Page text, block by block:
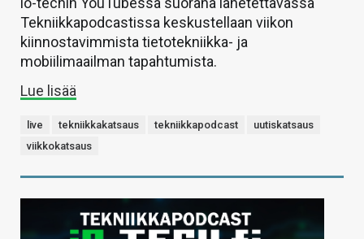
Tekniikkapodcastissa keskustellaan viikon
kiinnostavimmista tietotekniikka- ja
mobiilimaailman tapahtumista.
Lue lisää
live tekniikkakatsaus tekniikkapodcast
uutiskatsaus
viikkokatsaus